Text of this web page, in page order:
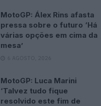
MotoGP: Álex Rins afasta
pressa sobre o futuro ‘Há
várias opções em cima da
mesa’
6 AGOSTO, 2026
MotoGP: Luca Marini
‘Talvez tudo fique
resolvido este fim de